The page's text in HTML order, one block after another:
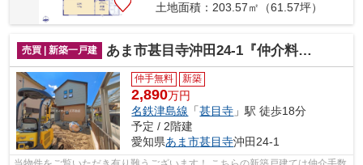
土地面積：203.57㎡（61.57坪）
売買 | 新築一戸建 あま市甚目寺沖田24-1『仲介料無料』新築戸建て
仲手無料 新築
2,890万円
名鉄津島線 「甚目寺 」駅 徒歩18分
予定 / 2階建
愛知県あま市甚目寺沖田24-1